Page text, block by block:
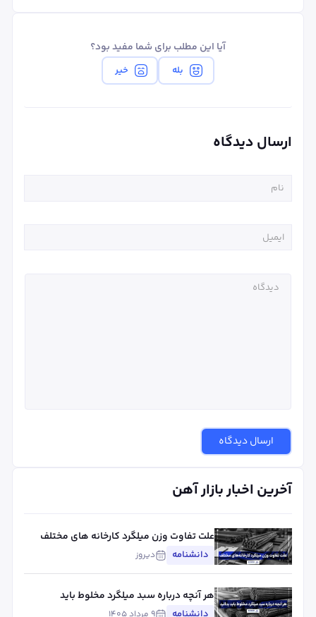
آیا این مطلب برای شما مفید بود؟
بله خیر
ارسال دیدگاه
ارسال دیدگاه
آخرین اخبار بازار آهن
علت تفاوت وزن میلگرد کارخانه های مختلف
چیست؟ بررسی استاندارد، تلورانس و عوامل
مؤثر
دانشنامه دیروز
هر آنچه درباره سبد میلگرد مخلوط باید
بدانید
دانشنامه